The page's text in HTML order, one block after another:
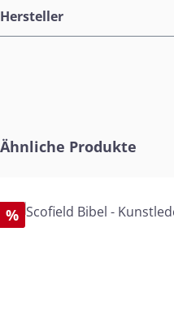
Hersteller
Produktgalerie überspringen
Ähnliche Produkte
%